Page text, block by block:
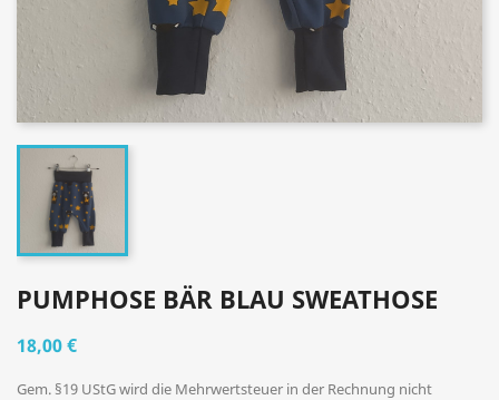
PUMPHOSE BÄR BLAU SWEATHOSE
18,00 €
Gem. §19 UStG wird die Mehrwertsteuer in der Rechnung nicht